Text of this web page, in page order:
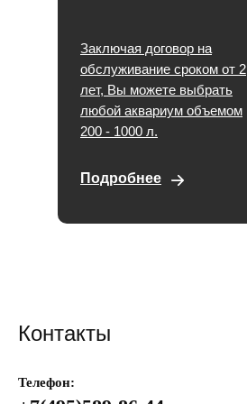
Заключая договор на
обслуживание сроком от 2
лет, Вы можете выбрать
любой аквариум объемом
200 - 1000 л.
Подробнее
Контакты
Телефон: